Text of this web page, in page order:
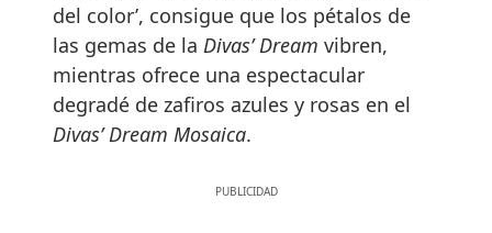
del color’, consigue que los pétalos de
las gemas de la Divas’ Dream vibren,
mientras ofrece una espectacular
degradé de zafiros azules y rosas en el
Divas’ Dream Mosaica.